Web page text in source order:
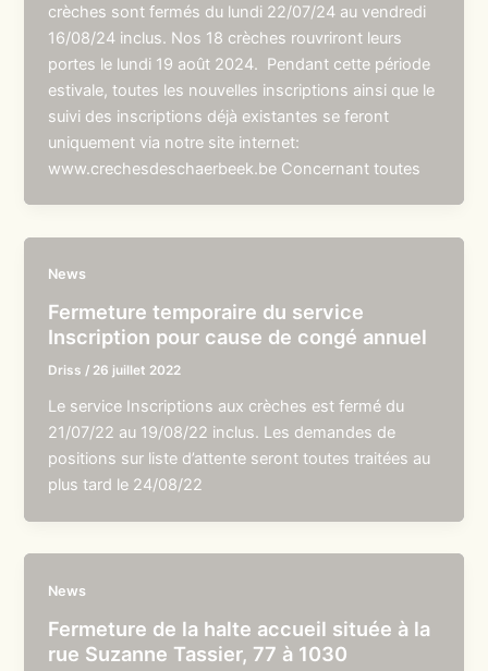
crèches sont fermés du lundi 22/07/24 au vendredi
16/08/24 inclus. Nos 18 crèches rouvriront leurs
portes le lundi 19 août 2024. Pendant cette période
estivale, toutes les nouvelles inscriptions ainsi que le
suivi des inscriptions déjà existantes se feront
uniquement via notre site internet:
www.crechesdeschaerbeek.be Concernant toutes
News
Fermeture temporaire du service
Inscription pour cause de congé annuel
Driss / 26 juillet 2022
Le service Inscriptions aux crèches est fermé du
21/07/22 au 19/08/22 inclus. Les demandes de
positions sur liste d’attente seront toutes traitées au
plus tard le 24/08/22
News
Fermeture de la halte accueil située à la
rue Suzanne Tassier, 77 à 1030